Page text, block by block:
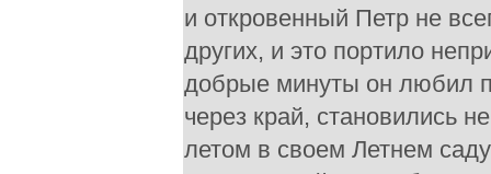
и откровенный Петр не
других, и это портило
добрые минуты он любил
через край, становились
летом в своем Летнем